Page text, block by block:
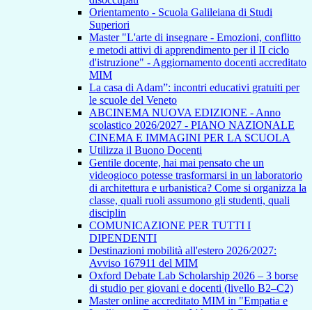
Orientamento - Scuola Galileiana di Studi
Superiori
Master "L'arte di insegnare - Emozioni, conflitto
e metodi attivi di apprendimento per il II ciclo
d'istruzione" - Aggiornamento docenti accreditato
MIM
La casa di Adam”: incontri educativi gratuiti per
le scuole del Veneto
ABCINEMA NUOVA EDIZIONE - Anno
scolastico 2026/2027 - PIANO NAZIONALE
CINEMA E IMMAGINI PER LA SCUOLA
Utilizza il Buono Docenti
Gentile docente, hai mai pensato che un
videogioco potesse trasformarsi in un laboratorio
di architettura e urbanistica? Come si organizza la
classe, quali ruoli assumono gli studenti, quali
disciplin
COMUNICAZIONE PER TUTTI I
DIPENDENTI
Destinazioni mobilità all'estero 2026/2027:
Avviso 167911 del MIM
Oxford Debate Lab Scholarship 2026 – 3 borse
di studio per giovani e docenti (livello B2–C2)
Master online accreditato MIM in "Empatia e